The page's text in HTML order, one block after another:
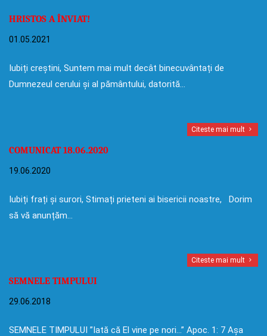
HRISTOS A ÎNVIAT!
01.05.2021
Iubiți creștini, Suntem mai mult decât binecuvântați de
Dumnezeul cerului și al pământului, datorită…
Citeste mai mult
COMUNICAT 18.06.2020
19.06.2020
Iubiți frați și surori, Stimați prieteni ai bisericii noastre, Dorim
să vă anunțăm…
Citeste mai mult
SEMNELE TIMPULUI
29.06.2018
SEMNELE TIMPULUI ”Iată că El vine pe nori…” Apoc. 1: 7 Așa